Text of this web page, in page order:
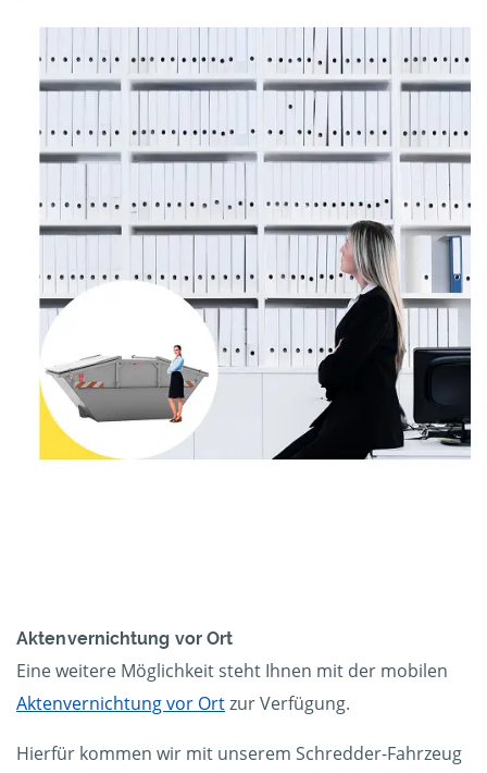
Aktenvernichtung vor Ort
Eine weitere Möglichkeit steht Ihnen mit der mobilen
Aktenvernichtung vor Ortzur Verfügung.
Hierfür kommen wir mit unserem Schredder-Fahrzeug